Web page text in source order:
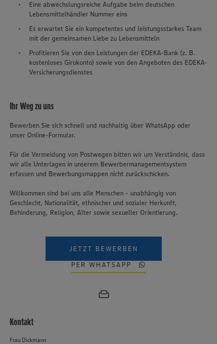
Eine abwechslungsreiche Aufgabe beim deutschen
Lebensmittelhändler Nummer eins
Es erwartet Sie ein kompetentes und leistungsstarkes Team
mit der gemeinsamen Liebe zu Lebensmitteln
Profitieren Sie von den Leistungen der EDEKA-Bank (z. B.
kostenloses Girokonto) sowie von den Angeboten des EDEKA-
Versicherungsdienstes
Ihr Weg zu uns
Bewerben Sie sich schnell und nachhaltig über WhatsApp oder
unser Online-Formular.
Für die Vermeidung von Postwegen bitten wir um Verständnis, dass
wir alle Unterlagen in unserem Bewerbermanagementsystem
erfassen und Bewerbungsmappen nicht zurückschicken.
Willkommen sind bei uns alle Menschen - unabhängig von
Geschlecht, Nationalität, ethnischer und sozialer Herkunft,
Behinderung, Religion, Alter sowie sexueller Orientierung.
JETZT BEWERBEN
PER WHATSAPP
Kontakt
Frau Dickmann